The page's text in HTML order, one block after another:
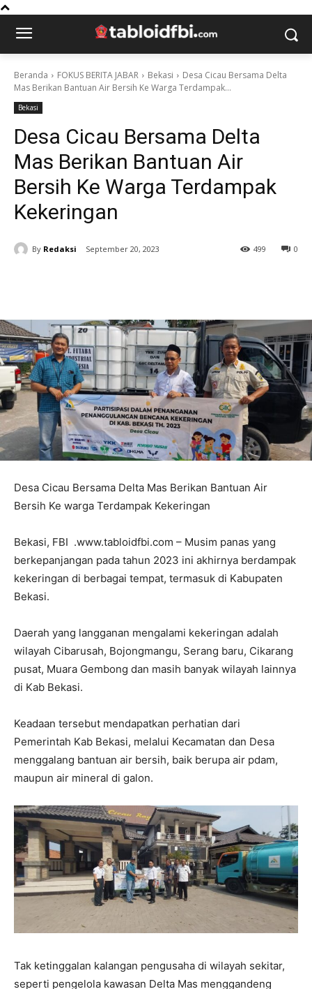
Beranda FOKUS BERITA JABAR Bekasi
Desa Cicau Bersama Delta
Mas Berikan Bantuan Air Bersih Ke Warga Terdampak...
Bekasi
Desa Cicau Bersama Delta
Mas Berikan Bantuan Air
Bersih Ke Warga Terdampak
Kekeringan
By Redaksi September 20, 2023 0
499
Desa Cicau Bersama Delta Mas Berikan Bantuan Air
Bersih Ke warga Terdampak Kekeringan
Bekasi, FBI .www.tabloidfbi.com – Musim panas yang
berkepanjangan pada tahun 2023 ini akhirnya berdampak
kekeringan di berbagai tempat, termasuk di Kabupaten
Bekasi.
Daerah yang langganan mengalami kekeringan adalah
wilayah Cibarusah, Bojongmangu, Serang baru, Cikarang
pusat, Muara Gembong dan masih banyak wilayah lainnya
di Kab Bekasi.
Keadaan tersebut mendapatkan perhatian dari
Pemerintah Kab Bekasi, melalui Kecamatan dan Desa
menggalang bantuan air bersih, baik berupa air pdam,
maupun air mineral di galon.
Tak ketinggalan kalangan pengusaha di wilayah sekitar,
seperti pengelola kawasan Delta Mas menggandeng